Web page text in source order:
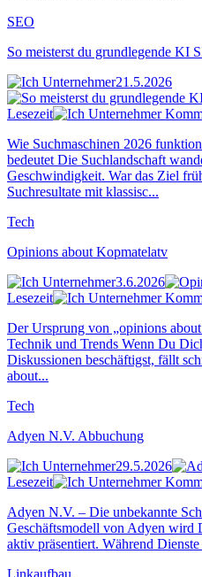
SEO
So meisterst du grundlegende KI
21.5.2026
Lesezeit
Wie Suchmaschinen 2026
bedeutet Die Suchlandschaft
Geschwindigkeit. War das Ziel
Suchresultate mit klassisc...
Tech
Opinions about Kopmatelatv
3.6.2026
Lesezeit
Der Ursprung von „opinions
Technik und Trends Wenn Du
Diskussionen beschäftigst, fällt
about...
Tech
Adyen N.V. Abbuchung
29.5.2026
Lesezeit
Adyen N.V. – Die unbekannte
Geschäftsmodell von Adyen wird
aktiv präsentiert. Während
Linkaufbau